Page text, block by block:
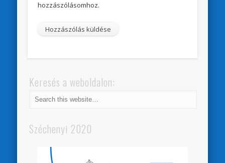
hozzászólásomhoz.
Keresés a weboldalon:
Széchenyi 2020